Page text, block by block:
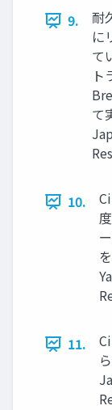
9.
耐
に
て
て
10.
11.